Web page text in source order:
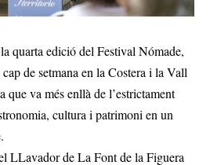
quarta edició del Festival Nómade,
de setmana en la Costera i la Vall
que va més enllà de l’estrictament
cultura i patrimoni en un
LLavador de La Font de la Figuera